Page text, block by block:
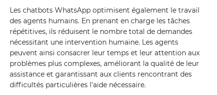
Les chatbots WhatsApp optimisent également le travail
des agents humains. En prenant en charge les tâches
répétitives, ils réduisent le nombre total de demandes
nécessitant une intervention humaine. Les agents
peuvent ainsi consacrer leur temps et leur attention aux
problèmes plus complexes, améliorant la qualité de leur
assistance et garantissant aux clients rencontrant des
difficultés particulières l'aide nécessaire.